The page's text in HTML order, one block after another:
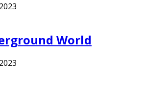
World